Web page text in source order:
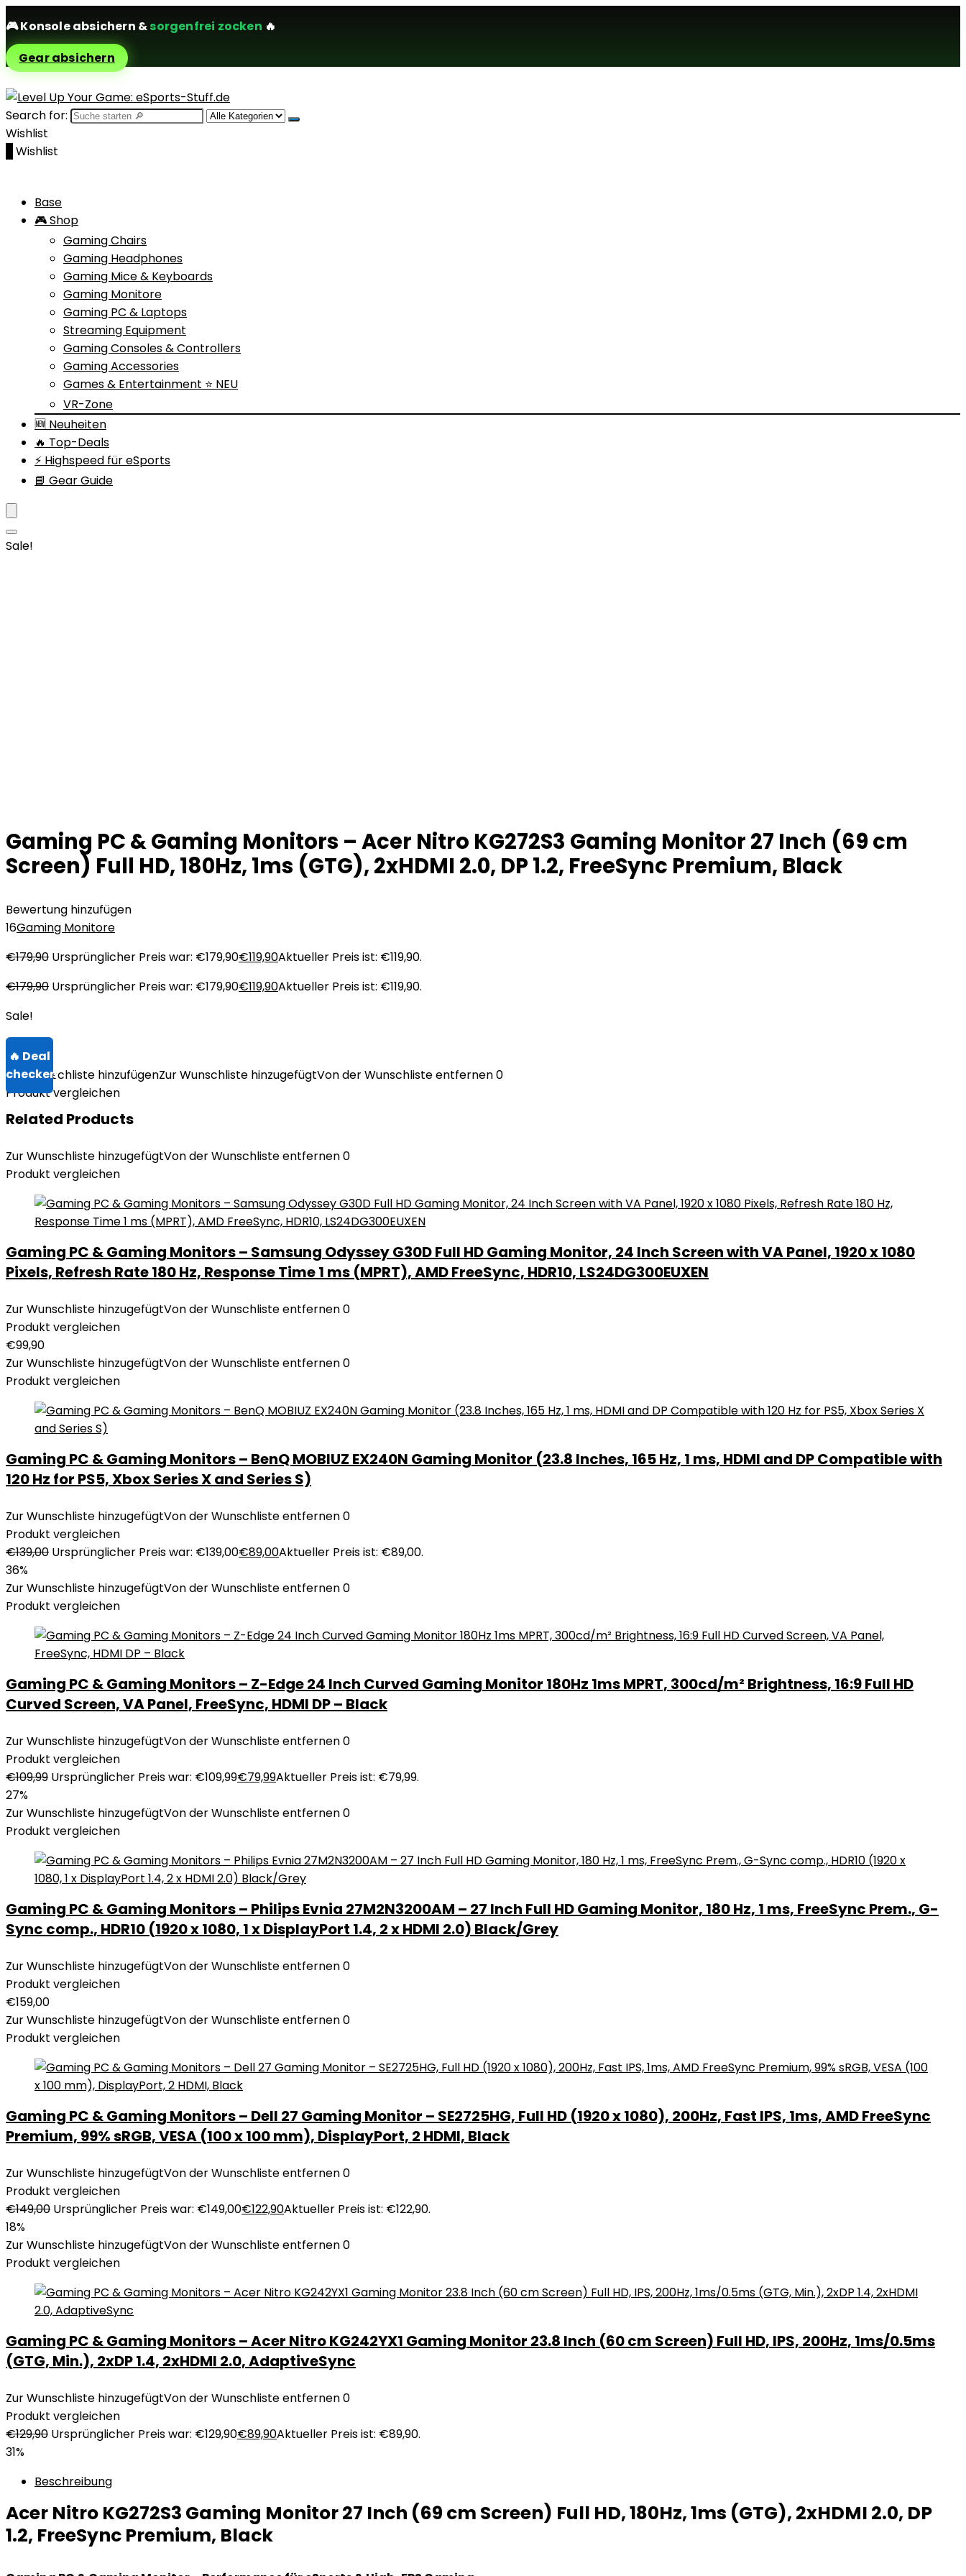
🎮Konsole absichern &sorgenfrei zocken 🔥
Gear absichern
Search for:
Wishlist
Wishlist
Base
🎮 Shop
Gaming Chairs
Gaming Headphones
Gaming Mice & Keyboards
Gaming Monitore
Gaming PC & Laptops
Streaming Equipment
Gaming Consoles & Controllers
Gaming Accessories
Games & Entertainment ⭐ NEU
VR-Zone
🆕 Neuheiten
🔥 Top-Deals
⚡ Highspeed für eSports
📘 Gear Guide
Sale!
Gaming PC & Gaming Monitors – Acer Nitro KG272S3 Gaming Monitor 27 Inch (69 cm
Screen) Full HD, 180Hz, 1ms (GTG), 2xHDMI 2.0, DP 1.2, FreeSync Premium, Black
Bewertung hinzufügen
16Gaming Monitore
€179,90 Ursprünglicher Preis war: €179,90€119,90Aktueller Preis ist: €119,90.
€179,90 Ursprünglicher Preis war: €179,90€119,90Aktueller Preis ist: €119,90.
Sale!
Zur Wunschliste hinzufügenZur Wunschliste hinzugefügtVon der Wunschliste entfernen0
Produkt vergleichen
Related Products
Zur Wunschliste hinzugefügtVon der Wunschliste entfernen0
Produkt vergleichen
Gaming PC & Gaming Monitors – Samsung Odyssey G30D Full HD Gaming Monitor, 24 Inch Screen with VA Panel, 1920 x 1080
Pixels, Refresh Rate 180 Hz, Response Time 1 ms (MPRT), AMD FreeSync, HDR10, LS24DG300EUXEN
Zur Wunschliste hinzugefügtVon der Wunschliste entfernen0
Produkt vergleichen
€99,90
Zur Wunschliste hinzugefügtVon der Wunschliste entfernen0
Produkt vergleichen
Gaming PC & Gaming Monitors – BenQ MOBIUZ EX240N Gaming Monitor (23.8 Inches, 165 Hz, 1 ms, HDMI and DP Compatible with
120 Hz for PS5, Xbox Series X and Series S)
Zur Wunschliste hinzugefügtVon der Wunschliste entfernen0
Produkt vergleichen
€139,00 Ursprünglicher Preis war: €139,00€89,00Aktueller Preis ist: €89,00.
36%
Zur Wunschliste hinzugefügtVon der Wunschliste entfernen0
Produkt vergleichen
Gaming PC & Gaming Monitors – Z-Edge 24 Inch Curved Gaming Monitor 180Hz 1ms MPRT, 300cd/m² Brightness, 16:9 Full HD
Curved Screen, VA Panel, FreeSync, HDMI DP – Black
Zur Wunschliste hinzugefügtVon der Wunschliste entfernen0
Produkt vergleichen
€109,99 Ursprünglicher Preis war: €109,99€79,99Aktueller Preis ist: €79,99.
27%
Zur Wunschliste hinzugefügtVon der Wunschliste entfernen0
Produkt vergleichen
Gaming PC & Gaming Monitors – Philips Evnia 27M2N3200AM – 27 Inch Full HD Gaming Monitor, 180 Hz, 1 ms, FreeSync Prem., G-
Sync comp., HDR10 (1920 x 1080, 1 x DisplayPort 1.4, 2 x HDMI 2.0) Black/Grey
Zur Wunschliste hinzugefügtVon der Wunschliste entfernen0
Produkt vergleichen
€159,00
Zur Wunschliste hinzugefügtVon der Wunschliste entfernen0
Produkt vergleichen
Gaming PC & Gaming Monitors – Dell 27 Gaming Monitor – SE2725HG, Full HD (1920 x 1080), 200Hz, Fast IPS, 1ms, AMD FreeSync
Premium, 99% sRGB, VESA (100 x 100 mm), DisplayPort, 2 HDMI, Black
Zur Wunschliste hinzugefügtVon der Wunschliste entfernen0
Produkt vergleichen
€149,00 Ursprünglicher Preis war: €149,00€122,90Aktueller Preis ist: €122,90.
18%
Zur Wunschliste hinzugefügtVon der Wunschliste entfernen0
Produkt vergleichen
Gaming PC & Gaming Monitors – Acer Nitro KG242YX1 Gaming Monitor 23.8 Inch (60 cm Screen) Full HD, IPS, 200Hz, 1ms/0.5ms
(GTG, Min.), 2xDP 1.4, 2xHDMI 2.0, AdaptiveSync
Zur Wunschliste hinzugefügtVon der Wunschliste entfernen0
Produkt vergleichen
€129,90 Ursprünglicher Preis war: €129,90€89,90Aktueller Preis ist: €89,90.
31%
Beschreibung
Acer Nitro KG272S3 Gaming Monitor 27 Inch (69 cm Screen) Full HD, 180Hz, 1ms (GTG), 2xHDMI 2.0, DP
1.2, FreeSync Premium, Black